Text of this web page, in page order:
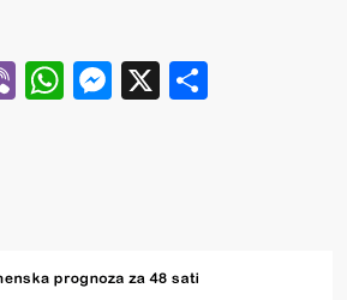
ViberWhatsApp
Messenger
X